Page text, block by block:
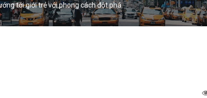
tới giới trẻ với phong cách đột phá